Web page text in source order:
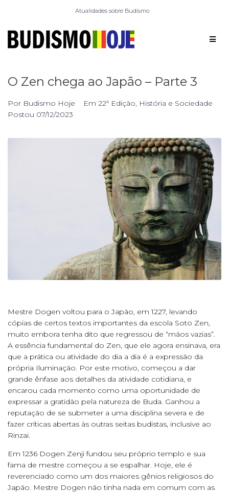
Atualidades sobre Budismo
O Zen chega ao Japão – Parte 3
Por Budismo Hoje Em 22ª Edição, História e Sociedade
Postou 07/12/2023
Mestre Dogen voltou para o Japão, em 1227, levando
cópias de certos textos importantes da escola Soto Zen,
muito embora tenha dito que regressou de ʺmãos vazias”.
A essência fundamental do Zen, que ele agora ensinava, era
que a prática ou atividade do dia a dia é a expressão da
própria Iluminação. Por este motivo, começou a dar
grande ênfase aos detalhes da atividade cotidiana, e
encarou cada momento como uma oportunidade de
expressar a gratidão pela natureza de Buda. Ganhou a
reputação de se submeter a uma disciplina severa e de
fazer críticas abertas às outras seitas budistas, inclusive ao
Rinzai.
Em 1236 Dogen Zenji fundou seu próprio templo e sua
fama de mestre começou a se espalhar. Hoje, ele é
reverenciado como um dos maiores gênios religiosos do
Japão. Mestre Dogen não tinha nada em comum com as